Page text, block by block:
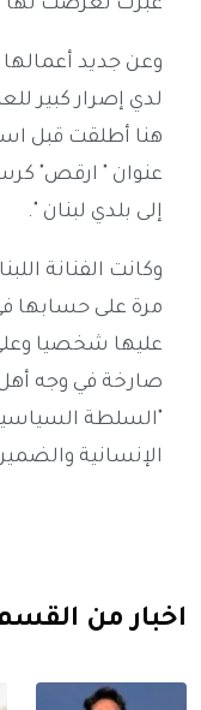
عبرت تعرضت لها
وعن جديد أعمالها
لدي إصرار كبير
هنا أطلقت قبل
عنوان " ارقص"
إلى بلدي لبنان ".
وكانت الفنانة
مرة على حسابها في
عليها شخصيا وعلى
صارخة في وجه
"السلطة
الإنسانية
اخبار من